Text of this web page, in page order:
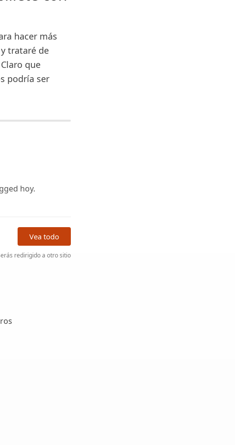
hacer más
trataré de
que
podría ser
hoy.
Vea todo
redirigido a otro sitio